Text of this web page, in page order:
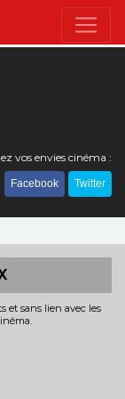
vos envies cinéma :
Facebook Twitter
et sans lien avec les